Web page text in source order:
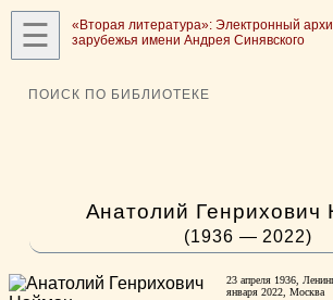
☰
«Вторая литература»: Электронный
зарубежья имени Андрея Синявского
ПОИСК ПО БИБЛИОТЕКЕ
Анатолий Генрихович
(1936 — 2022)
23 апреля 1936,
января 2022, Москва